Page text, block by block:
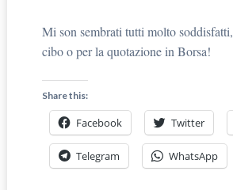
Mi son sembrati tutti molto
cibo o per la quotazione in Borsa!
Share this:
Facebook Twitter
Telegram WhatsApp